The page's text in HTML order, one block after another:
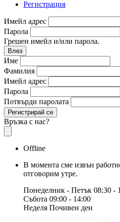
Регистрация
Имейл адрес
Парола
Грешен имейл и/или парола.
Влез
Име
Фамилия
Имейл адрес
Парола
Потвърди паролата
Регистрирай се
Връзка с нас?
Offline
В момента сме извън
отговорим утре.
Понеделник - Петък 08:30 -
Събота 09:00 - 14:00
Неделя Почивен ден